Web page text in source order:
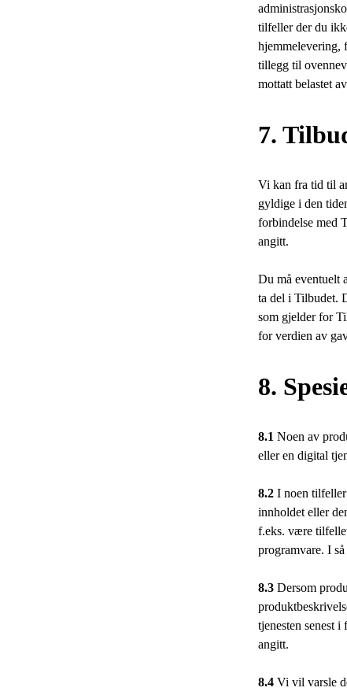
tilfeller der du
hjemmelevering,
tillegg til
mottatt belastet
7.
Vi kan fra tid til
gyldige i den
forbindelse med
angitt.
Du må eventuelt
ta del i Tilbudet.
som gjelder for
for verdien av
8.
8.1 Noen av
eller en digital
8.2 I noen tilfeller
innholdet eller
f.eks. være
programvare. I
8.3 Dersom
tjenesten senest
angitt.
8.4 Vi vil varsle